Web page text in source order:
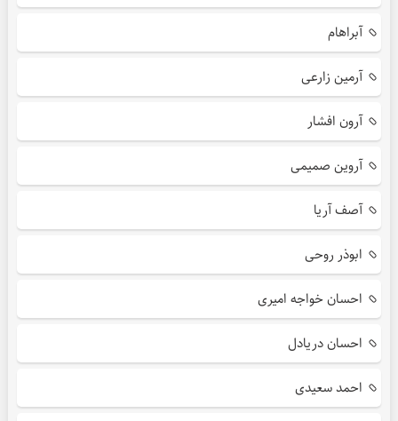
آبراهام
آرمین زارعی
آرون افشار
آروین صمیمی
آصف آریا
ابوذر روحی
احسان خواجه امیری
احسان دریادل
احمد سعیدی